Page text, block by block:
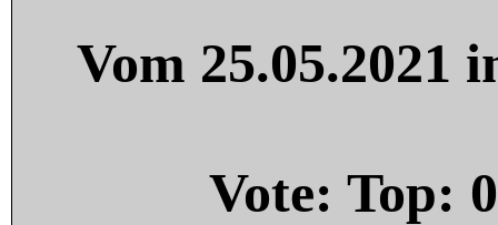
Vom 25.05.2021
Vote: Top: 0